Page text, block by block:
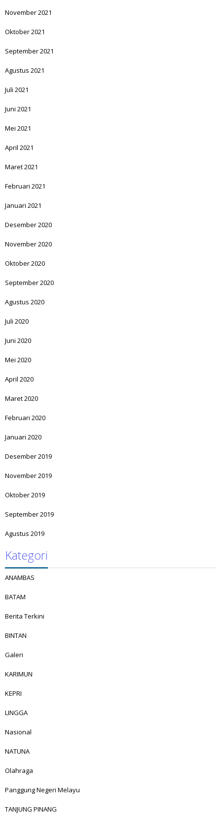
November 2021
Oktober 2021
September 2021
Agustus 2021
Juli 2021
Juni 2021
Mei 2021
April 2021
Maret 2021
Februari 2021
Januari 2021
Desember 2020
November 2020
Oktober 2020
September 2020
Agustus 2020
Juli 2020
Juni 2020
Mei 2020
April 2020
Maret 2020
Februari 2020
Januari 2020
Desember 2019
November 2019
Oktober 2019
September 2019
Agustus 2019
Kategori
ANAMBAS
BATAM
Berita Terkini
BINTAN
Galeri
KARIMUN
KEPRI
LINGGA
Nasional
NATUNA
Olahraga
Panggung Negeri Melayu
TANJUNG PINANG